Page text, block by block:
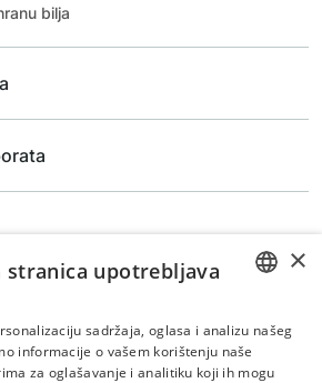
bilja
ENGLISH
×
stranica upotrebljava
sadržaja, oglasa i analizu našeg
informacije o vašem korištenju naše
za oglašavanje i analitiku koji ih mogu